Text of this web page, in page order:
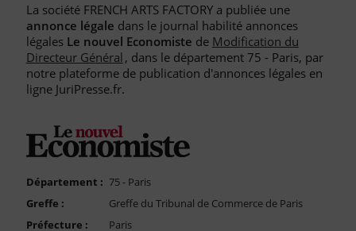
Départements pour la Publication d'Annonces Légales
Liste des Greffes
Liste des CCI
FAQ
Compte PRO
La société FRENCH ARTS FACTORY a publiée une
annonce légale dans le journal habilité annonces
légales Le nouvel Economiste de Modification du
Directeur Général, dans le département 75 - Paris, par
notre plateforme de publication d'annonces légales en
ligne JuriPresse.fr.
Département : 75 - Paris
Greffe :
Greffe du Tribunal de Commerce de Paris
Préfecture :
Paris